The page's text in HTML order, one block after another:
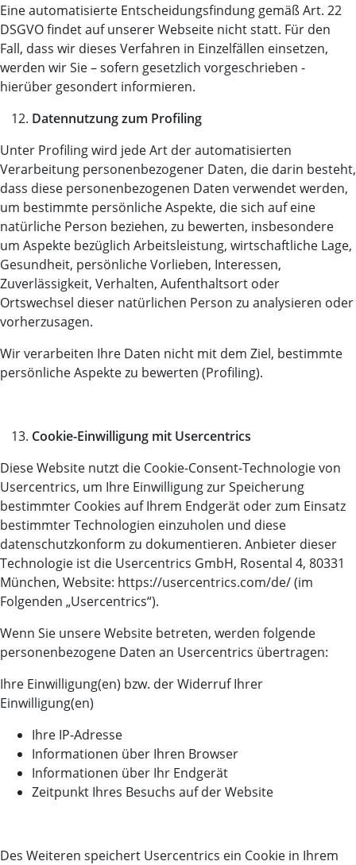
Eine automatisierte Entscheidungsfindung gemäß Art. 22
DSGVO findet auf unserer Webseite nicht statt. Für den
Fall, dass wir dieses Verfahren in Einzelfällen einsetzen,
werden wir Sie – sofern gesetzlich vorgeschrieben -
hierüber gesondert informieren.
Datennutzung zum Profiling
Unter Profiling wird jede Art der automatisierten
Verarbeitung personenbezogener Daten, die darin besteht,
dass diese personenbezogenen Daten verwendet werden,
um bestimmte persönliche Aspekte, die sich auf eine
natürliche Person beziehen, zu bewerten, insbesondere
um Aspekte bezüglich Arbeitsleistung, wirtschaftliche Lage,
Gesundheit, persönliche Vorlieben, Interessen,
Zuverlässigkeit, Verhalten, Aufenthaltsort oder
Ortswechsel dieser natürlichen Person zu analysieren oder
vorherzusagen.
Wir verarbeiten Ihre Daten nicht mit dem Ziel, bestimmte
persönliche Aspekte zu bewerten (Profiling).
Cookie-Einwilligung mit Usercentrics
Diese Website nutzt die Cookie-Consent-Technologie von
Usercentrics, um Ihre Einwilligung zur Speicherung
bestimmter Cookies auf Ihrem Endgerät oder zum Einsatz
bestimmter Technologien einzuholen und diese
datenschutzkonform zu dokumentieren. Anbieter dieser
Technologie ist die Usercentrics GmbH, Rosental 4, 80331
München, Website: https://usercentrics.com/de/ (im
Folgenden „Usercentrics“).
Wenn Sie unsere Website betreten, werden folgende
personenbezogene Daten an Usercentrics übertragen:
Ihre Einwilligung(en) bzw. der Widerruf Ihrer
Einwilligung(en)
Ihre IP-Adresse
Informationen über Ihren Browser
Informationen über Ihr Endgerät
Zeitpunkt Ihres Besuchs auf der Website
Des Weiteren speichert Usercentrics ein Cookie in Ihrem